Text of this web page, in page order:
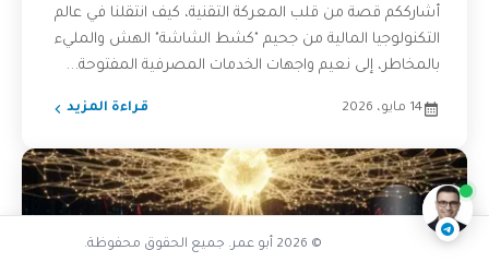
أشارككم قصة من قلب المعركة التقنية، كيف انتقلنا في عالم
التكنولوجيا المالية من جحيم "كشط الشاشة" الهش والمليء
بالمخاطر، إلى نعيم واجهات الخدمات المصرفية المفتوحة...
14 مايو، 2026 قراءة المزيد هل RegTech حل سحري لكل الشركات
ناقشنا على تليجرام@AbuOmarTech_bot
© 2026 أبو عمر. جميع الحقوق محفوظة.